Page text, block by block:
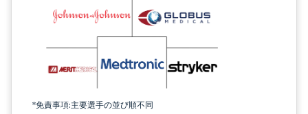
*免責事項:主要選手の並び順不同